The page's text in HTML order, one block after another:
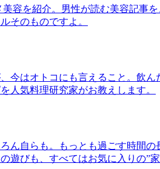
容を紹介。男性が読む美容記事
そのものですよ。
今はオトコにも言えること。飲
人気料理研究家がお教えします。
自らも。もっとも過ごす時間
びも、すべてはお気に入りの”